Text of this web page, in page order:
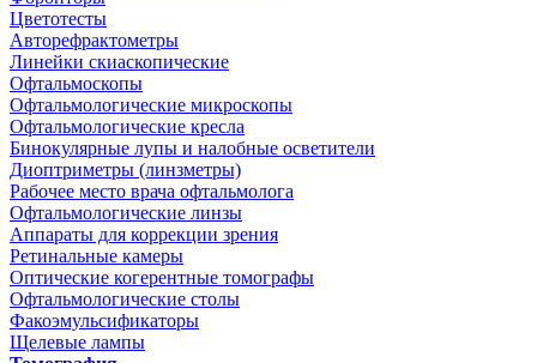
Цветотесты
Авторефрактометры
Линейки скиаскопические
Офтальмоскопы
Офтальмологические микроскопы
Офтальмологические кресла
Бинокулярные лупы и налобные осветители
Диоптриметры (линзметры)
Рабочее место врача офтальмолога
Офтальмологические линзы
Аппараты для коррекции зрения
Ретинальные камеры
Оптические когерентные томографы
Офтальмологические столы
Факоэмульсификаторы
Щелевые лампы